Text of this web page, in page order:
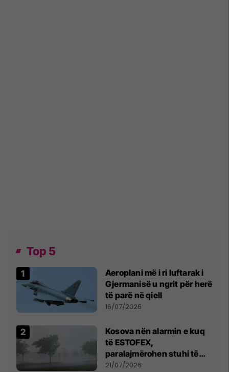
Top 5
Aeroplani më i ri luftarak i
Gjermanisë u ngrit për herë
të parë në qiell
16/07/2026
Kosova nën alarmin e kuq
të ESTOFEX,
paralajmërohen stuhi të
fuqishme me breshër dhe
21/07/2026